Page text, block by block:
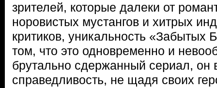
зрителей, которые далеки от
норовистых мустангов и хитрых
критиков, уникальность «Забытых
том, что это одновременно и
брутально сдержанный сериал, он
справедливость, не щадя своих